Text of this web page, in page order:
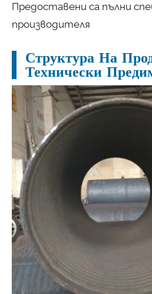
Предоставени са пълни
производителя
Структура На
Технически